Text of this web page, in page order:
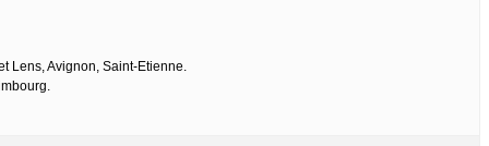
Lens, Avignon, Saint-Etienne.